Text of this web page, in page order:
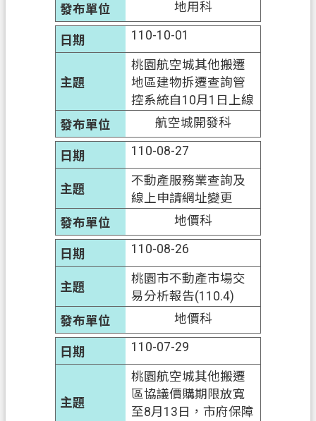
地用科
110-10-01
桃園航空城其他搬遷
地區建物拆遷查詢管
控系統自10月1日上線
航空城開發科
110-08-27
不動產服務業查詢及
線上申請網址變更
地價科
110-08-26
桃園市不動產市場交
易分析報告(110.4)
地價科
110-07-29
桃園航空城其他搬遷
區協議價購期限放寬
至8月13日，市府保障